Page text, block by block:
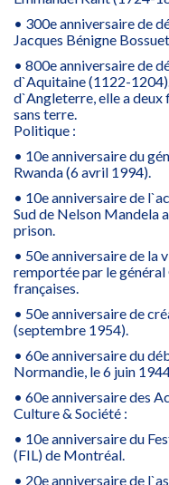
• 300e anniversaire de
Jacques Bénigne
• 800e anniversaire de
d`Aquitaine (1122-
d`Angleterre, elle a deux
sans terre.
Politique :
• 10e anniversaire du
Rwanda (6 avril 1994).
• 10e anniversaire de
Sud de Nelson Mandela
prison.
• 50e anniversaire de la
remportée par le
françaises.
• 50e anniversaire de
(septembre 1954).
• 60e anniversaire du
Normandie, le 6 juin
• 60e anniversaire des
Culture & Société :
• 10e anniversaire du
(FIL) de Montréal.
• 20e anniversaire de